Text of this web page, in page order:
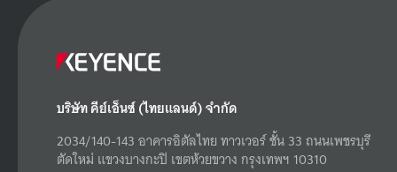
บริษัท คีย์เอ็นซ์ (ไทยแลนด์) จำกัด
2034/140-143 อาคารอิตัลไทย ทาวเวอร์ ชั้น 33 ถนนเพชรบุรี
ตัดใหม่ แขวงบางกะปิ เขตห้วยขวาง กรุงเทพฯ 10310